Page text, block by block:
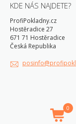
KDE NÁS NAJDETE?
ProfiPokladny.cz
Hostěradice 27
671 71 Hostěradice
Česká Republika
0